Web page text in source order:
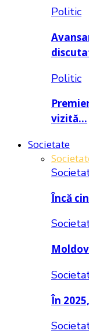
Politic
Politic
vizită…
Societate
Încă
În